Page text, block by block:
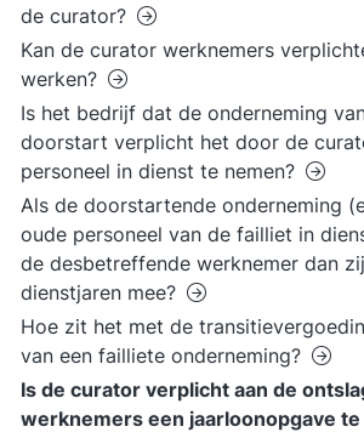
de curator?
Kan de curator werknemers
werken?
Is het bedrijf dat de onderneming
doorstart verplicht het door de
personeel in dienst te nemen?
Als de doorstartende onderneming
oude personeel van de failliet in
de desbetreffende werknemer dan
dienstjaren mee?
Hoe zit het met de
van een failliete onderneming?
Is de curator verplicht aan de
werknemers een jaarloonopgave